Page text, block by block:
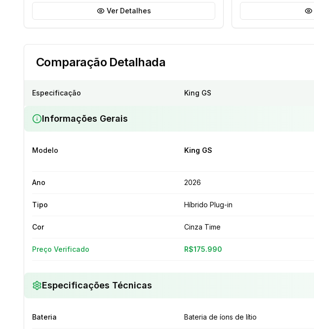
Ver Detalhes
Comparação Detalhada
Especificação King GS
Informações Gerais
Modelo King GS
Ano 2026
Tipo Híbrido Plug-in
Cor Cinza Time
Preço Verificado R$175.990
Especificações Técnicas
Bateria Bateria de íons de lítio